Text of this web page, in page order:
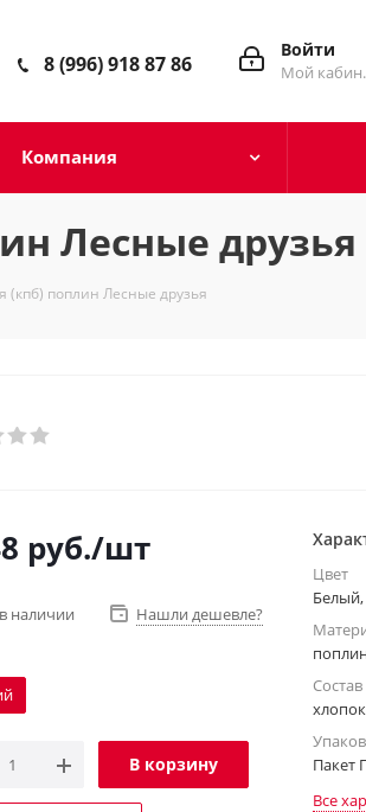
Войти
8 (996) 918 87 86
Компания
Лесные друзья
(кпб) поплин Лесные друзья
руб./шт
наличии
Нашли дешевле?
В корзину
Цвет
Состав
Пакет
Все